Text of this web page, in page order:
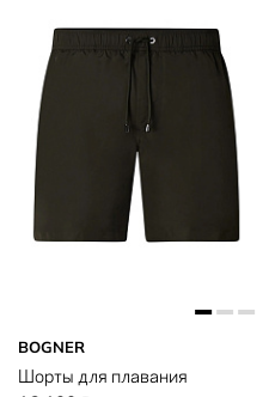
BOGNER
Шорты для плавания